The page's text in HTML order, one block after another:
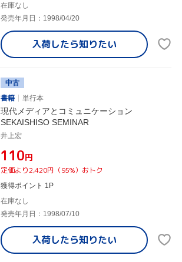
在庫なし
発売年月日：1998/04/20
入荷したら知りたい
中古
書籍
単行本
現代メディアとコミュニケーション
SEKAISHISO SEMINAR
井上宏
¥110円
定価より2,420円（95%）おトク
獲得ポイント 1P
在庫なし
発売年月日：1998/07/10
入荷したら知りたい